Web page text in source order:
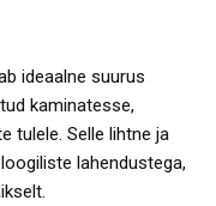
ideaalne suurus
kaminatesse,
tulele. Selle lihtne ja
lahendustega,